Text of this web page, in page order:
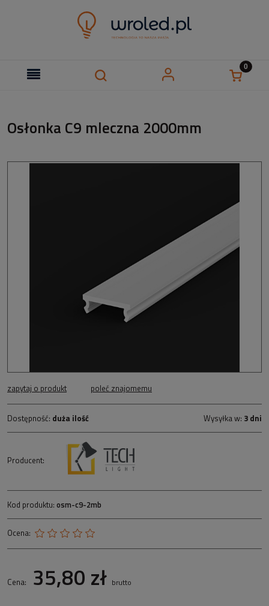
Osłonka C9 mleczna 2000mm
zapytaj o produkt poleć znajomemu
Dostępność: duża ilość Wysyłka w: 3 dni
Producent:
Kod produktu: osm-c9-2mb
Ocena:
Cena: 35,80 zł brutto